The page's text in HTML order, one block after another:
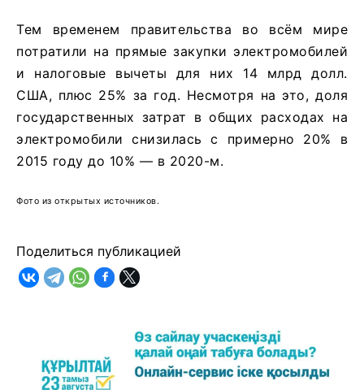
Тем временем правительства во всём мире
потратили на прямые закупки электромобилей
и налоговые вычеты для них 14 млрд долл.
США, плюс 25% за год. Несмотря на это, доля
государственных затрат в общих расходах на
электромобили снизилась с примерно 20% в
2015 году до 10% — в 2020-м.
Фото из открытых источников.
Поделиться публикацией